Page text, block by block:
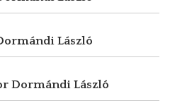
László
Dormándi László